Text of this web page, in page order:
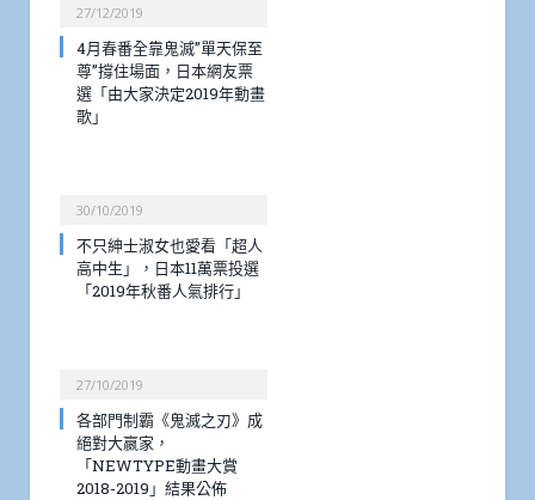
27/12/2019
4月春番全靠鬼滅”單天保至
尊”撐住場面，日本網友票
選「由大家決定2019年動畫
歌」
30/10/2019
不只紳士淑女也愛看「超人
高中生」，日本11萬票投選
「2019年秋番人氣排行」
27/10/2019
各部門制霸《鬼滅之刃》成
絕對大嬴家，
「NEWTYPE動畫大賞
2018-2019」結果公佈